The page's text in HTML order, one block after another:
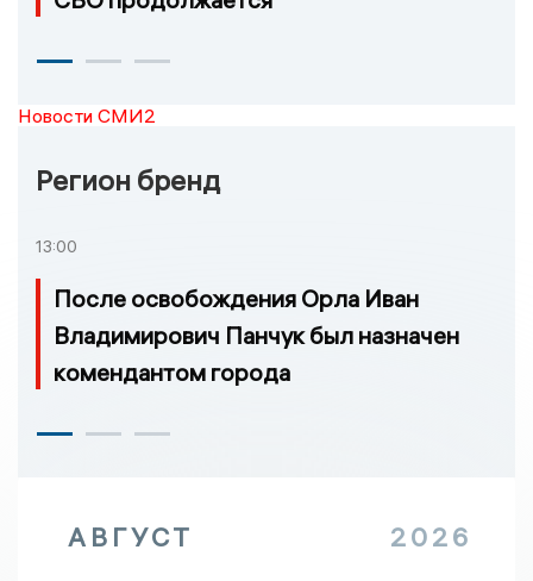
Новости СМИ2
Регион бренд
13:00
После освобождения Орла Иван
Владимирович Панчук был назначен
комендантом города
АВГУСТ 2026